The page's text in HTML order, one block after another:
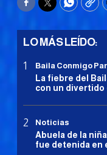
Facebook
Twitter
LO MÁS LEÍDO:
Baila Conmigo
La fiebre del
con un divertido
Noticias
Abuela de la
fue detenida en